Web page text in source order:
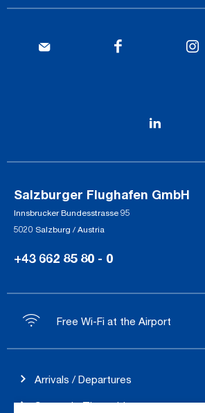
Salzburger Flughafen GmbH
Innsbrucker Bundesstrasse 95
5020 Salzburg / Austria
+43 662 85 80 - 0
Free Wi-Fi at the Airport
Arrivals / Departures
Season's Timetable